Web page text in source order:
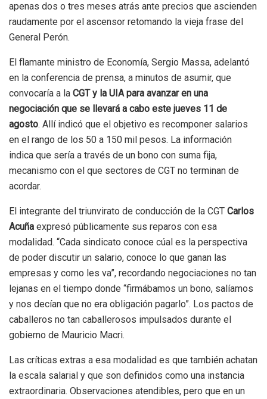
apenas dos o tres meses atrás ante precios que ascienden
raudamente por el ascensor retomando la vieja frase del
General Perón.
El flamante ministro de Economía, Sergio Massa, adelantó
en la conferencia de prensa, a minutos de asumir, que
convocaría a la CGT y la UIA para avanzar en una
negociación que se llevará a cabo este jueves 11 de
agosto. Allí indicó que el objetivo es recomponer salarios
en el rango de los 50 a 150 mil pesos. La información
indica que sería a través de un bono con suma fija,
mecanismo con el que sectores de CGT no terminan de
acordar.
El integrante del triunvirato de conducción de la CGT Carlos
Acuña expresó públicamente sus reparos con esa
modalidad. “Cada sindicato conoce cúal es la perspectiva
de poder discutir un salario, conoce lo que ganan las
empresas y como les va”, recordando negociaciones no tan
lejanas en el tiempo donde “firmábamos un bono, salíamos
y nos decían que no era obligación pagarlo”. Los pactos de
caballeros no tan caballerosos impulsados durante el
gobierno de Mauricio Macri.
Las críticas extras a esa modalidad es que también achatan
la escala salarial y que son definidos como una instancia
extraordinaria. Observaciones atendibles, pero que en un